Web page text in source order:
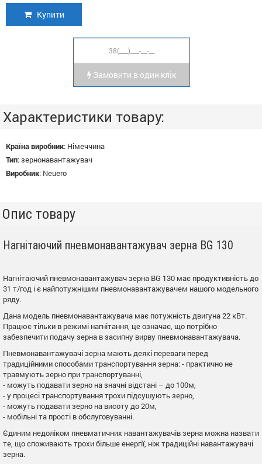
Купити
Замовити в один клік
Характеристики товару:
Країна виробник: Німеччина
Тип:зернонавантажувач
Виробник: Neuero
Опис товару
Нагнітаючий пневмонавантажувач зерна BG 130
Нагнітаючий пневмонавантажувач зерна BG 130 має продуктивність до
31 т/год і є найпотужнішим пневмонавантажувачем нашого модельного
ряду.
Дана модель пневмонавантажувача має потужність двигуна 22 кВт.
Працює тільки в режимі нагнітання, це означає, що потрібно
забезпечити подачу зерна в засипну вирву пневмонавантажувача.
Пневмонавантажувачі зерна мають деякі переваги перед
традиційними способами транспортування зерна: - практично не
травмують зерно при транспортуванні,
- можуть подавати зерно на значні відстані – до 100м,
- у процесі транспортування трохи підсушують зерно,
- можуть подавати зерно на висоту до 20м,
- мобільні та прості в обслуговуванні.
Єдиним недоліком пневматичних навантажувачів зерна можна назвати
те, що споживають трохи більше енергії, ніж традиційні навантажувачі
зерна.